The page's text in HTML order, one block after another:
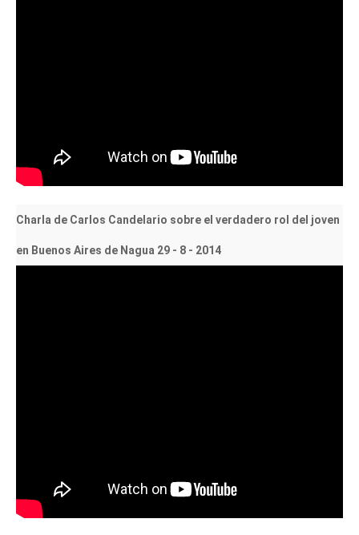
Charla de Carlos Candelario sobre el verdadero rol del joven
en Buenos Aires de Nagua 29 - 8 - 2014